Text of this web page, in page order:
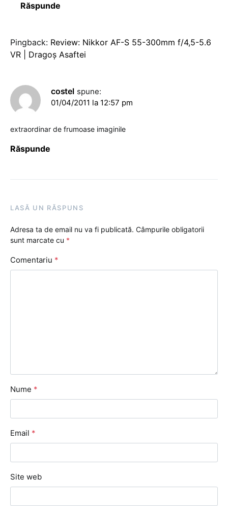
Răspunde
Pingback: Review: Nikkor AF-S 55-300mm f/4,5-5.6
VR | Dragoş Asaftei
costel spune:
01/04/2011 la 12:57 pm
extraordinar de frumoase imaginile
Răspunde
LASĂ UN RĂSPUNS
Adresa ta de email nu va fi publicată. Câmpurile obligatorii
sunt marcate cu *
Comentariu *
Nume *
Email *
Site web